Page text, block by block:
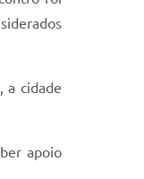
a cidade
apoio